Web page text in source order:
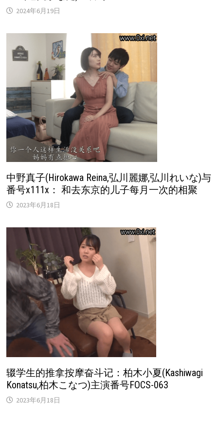
2024年6月19日
中野真子(Hirokawa Reina,弘川麗娜,弘川れいな)与
番号x111x： 和去东京的儿子每月一次的相聚
2023年6月18日
辍学生的推拿按摩奋斗记：柏木小夏(Kashiwagi
Konatsu,柏木こなつ)主演番号FOCS-063
2023年6月18日